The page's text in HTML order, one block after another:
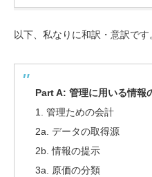
以下、私なりに和訳・意訳です
Part A: 管理に用いる情報
1. 管理ための会計
2a. データの取得源
2b. 情報の提示
3a. 原価の分類